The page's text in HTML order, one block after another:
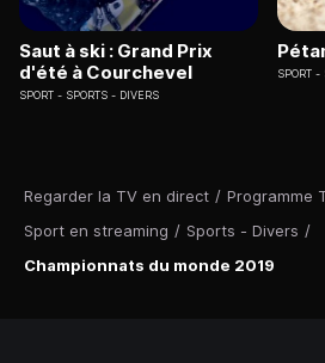
Regarder la TV en direct / Programme
Sport en streaming / Sports - Divers /
Championnats du monde 2019
Saut à ski : Grand Prix
d'été à Courchevel
SPORT SPORTS - DIVERS
SPORT